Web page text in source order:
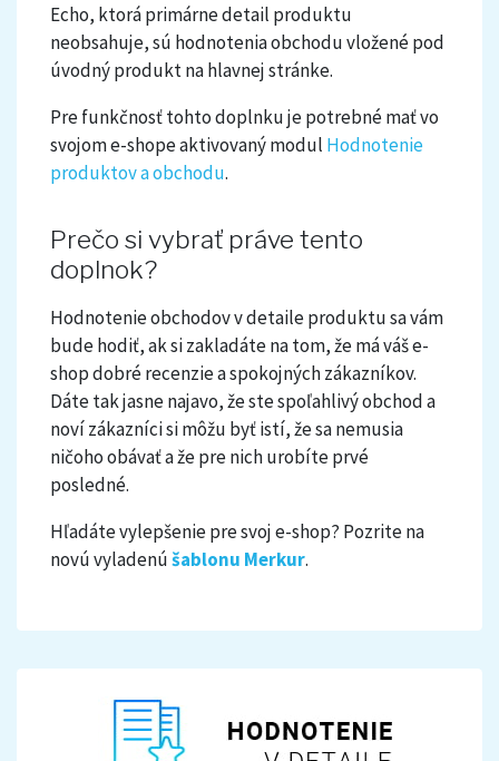
Echo, ktorá primárne detail produktu
neobsahuje, sú hodnotenia obchodu vložené pod
úvodný produkt na hlavnej stránke.
Pre funkčnosť tohto doplnku je potrebné mať vo
svojom e-shope aktivovaný modul Hodnotenie
produktov a obchodu.
Prečo si vybrať práve tento
doplnok?
Hodnotenie obchodov v detaile produktu sa vám
bude hodiť, ak si zakladáte na tom, že má váš e-
shop dobré recenzie a spokojných zákazníkov.
Dáte tak jasne najavo, že ste spoľahlivý obchod a
noví zákazníci si môžu byť istí, že sa nemusia
ničoho obávať a že pre nich urobíte prvé
posledné.
Hľadáte vylepšenie pre svoj e-shop? Pozrite na
novú vyladenúšablonu Merkur.